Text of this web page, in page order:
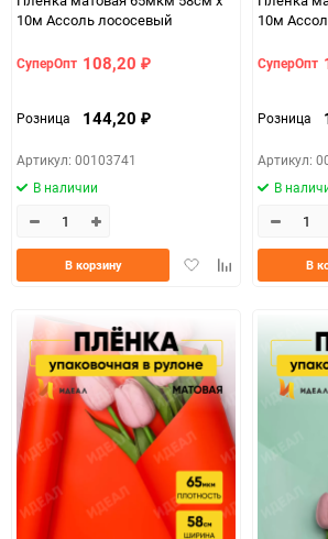
10м Ассоль лососевый
СуперОпт 108,20 ₽
Розница 144,20 ₽
Артикул: 00103741
В наличии
ДобавитьДобавить
В корзину
10м
СуперОпт
Розница
Артикул:
В
В